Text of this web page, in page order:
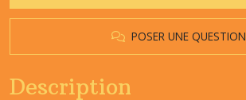
POSER UNE QUESTION
Description